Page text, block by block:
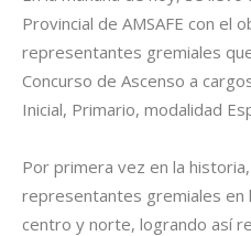
Provincial de AMSAFE con el
representantes gremiales
Concurso de Ascenso a
Inicial, Primario, modalidad
Por primera vez en la
representantes gremiales en
centro y norte, logrando así